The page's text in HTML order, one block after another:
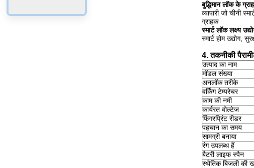
बुद्धिमान लॉक के
व्यापारी जो चीनी
ग्राहक
स्मार्ट लॉक लक्ष्य
स्मार्ट होम उद्योग,
4. तकनीकी
उत्पाद का नाम
मॉडल संख्या
अनलॉक तरीके
वर्किंग टेम्परेचर
काम की नमी
कार्यरत वोल्टेज
फिंगरप्रिंट रीडर
पहचान का समय
सामग्री बनाया
रंग उपलब्ध हैं
बैटरी लाइफ स्पैन
स्थैतिक बिजली की